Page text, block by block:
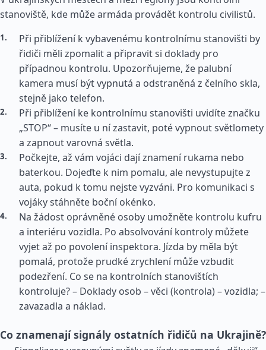
stanoviště, kde může armáda provádět kontrolu civilistů.
Při přiblížení k vybavenému kontrolnímu stanovišti by
řidiči měli zpomalit a připravit si doklady pro
případnou kontrolu. Upozorňujeme, že palubní
kamera musí být vypnutá a odstraněná z čelního skla,
stejně jako telefon.
Při přiblížení ke kontrolnímu stanovišti uvidíte značku
„STOP“ – musíte u ní zastavit, poté vypnout světlomety
a zapnout varovná světla.
Počkejte, až vám vojáci dají znamení rukama nebo
baterkou. Dojeďte k nim pomalu, ale nevystupujte z
auta, pokud k tomu nejste vyzváni. Pro komunikaci s
vojáky stáhněte boční okénko.
Na žádost oprávněné osoby umožněte kontrolu kufru
a interiéru vozidla. Po absolvování kontroly můžete
vyjet až po povolení inspektora. Jízda by měla být
pomalá, protože prudké zrychlení může vzbudit
podezření. Co se na kontrolních stanovištích
kontroluje? – Doklady osob – věci (kontrola) – vozidla; –
zavazadla a náklad.
Co znamenají signály ostatních řidičů na Ukrajině?